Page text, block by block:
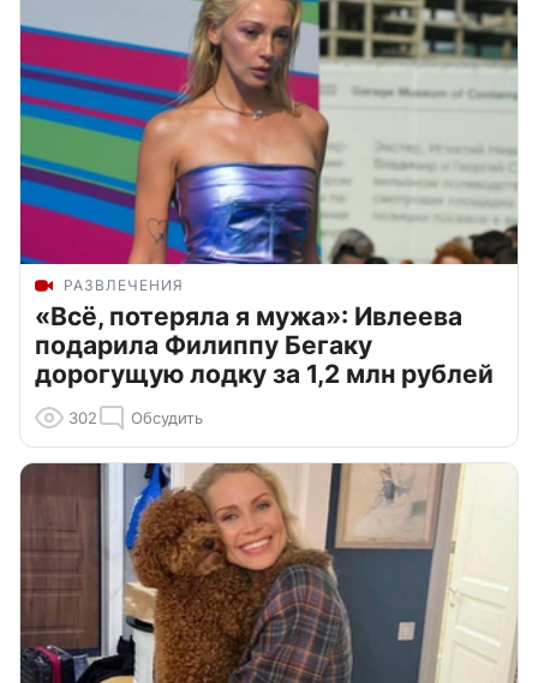
РАЗВЛЕЧЕНИЯ
«Всё, потеряла я мужа»: Ивлеева
подарила Филиппу Бегаку
дорогущую лодку за 1,2 млн рублей
302 Обсудить